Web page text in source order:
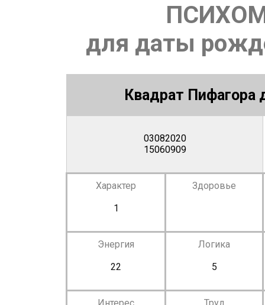
для даты
Квадрат Пифагора
03082020
15060909
Характер
1
Здоровье
Энергия
22
Логика
5